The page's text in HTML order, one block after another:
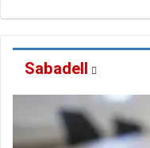
Sabadell